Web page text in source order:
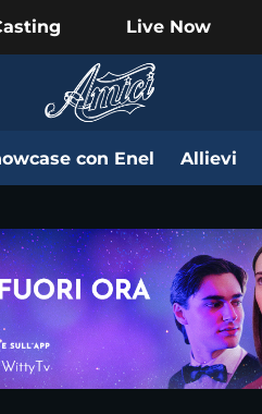
Live Now
con Enel Allievi